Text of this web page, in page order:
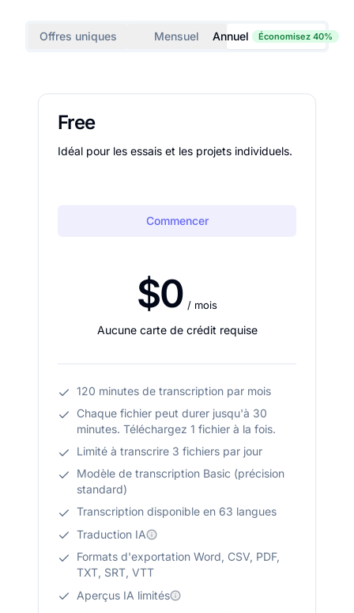
Offres uniques Mensuel Annuel Économisez 40%
Free
Idéal pour les essais et les projets individuels.
Commencer
$0 / mois
Aucune carte de crédit requise
120 minutes de transcription par mois
Chaque fichier peut durer jusqu'à 30
minutes. Téléchargez 1 fichier à la fois.
Limité à transcrire 3 fichiers par jour
Modèle de transcription Basic (précision
standard)
Transcription disponible en 63 langues
Traduction IA
Formats d'exportation Word, CSV, PDF,
TXT, SRT, VTT
Aperçus IA limités